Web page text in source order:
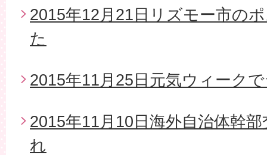
2015年12月21日リズモー市の
た
2015年11月25日元気ウィーク
2015年11月10日海外自治体幹
れ